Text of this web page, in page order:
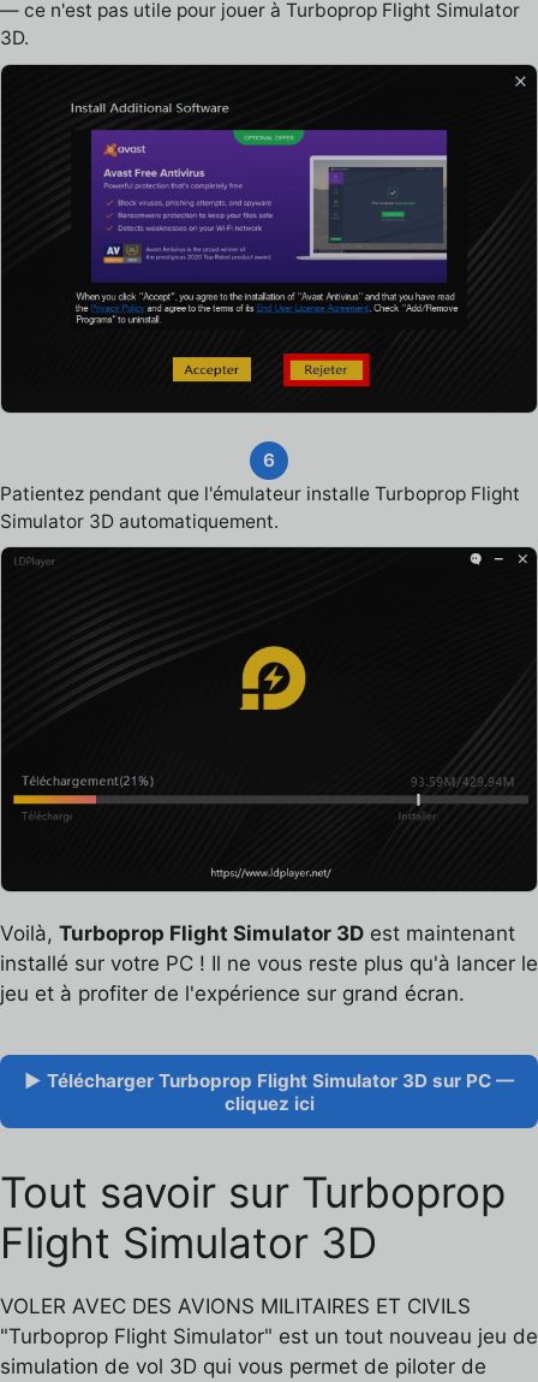
— ce n'est pas utile pour jouer à Turboprop Flight Simulator
3D.
6
Patientez pendant que l'émulateur installe Turboprop Flight
Simulator 3D automatiquement.
Voilà, Turboprop Flight Simulator 3D est maintenant
installé sur votre PC ! Il ne vous reste plus qu'à lancer le
jeu et à profiter de l'expérience sur grand écran.
▶ Télécharger Turboprop Flight Simulator 3D sur PC —
cliquez ici
Tout savoir sur Turboprop
Flight Simulator 3D
VOLER AVEC DES AVIONS MILITAIRES ET CIVILS
"Turboprop Flight Simulator" est un tout nouveau jeu de
simulation de vol 3D qui vous permet de piloter de